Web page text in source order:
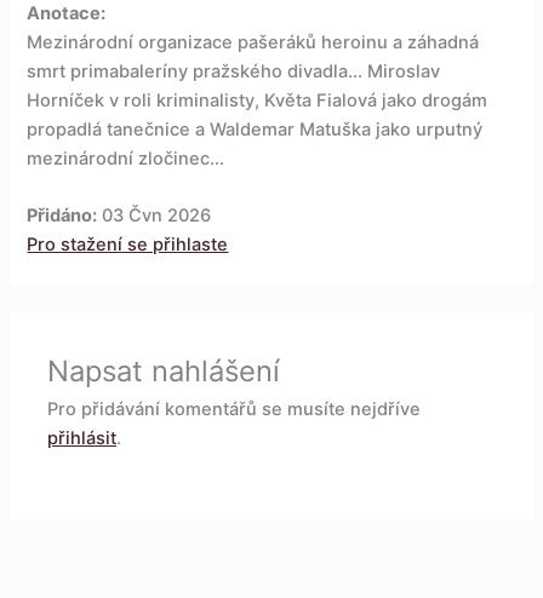
Anotace:
Mezinárodní organizace pašeráků heroinu a záhadná
smrt primabaleríny pražského divadla... Miroslav
Horníček v roli kriminalisty, Květa Fialová jako drogám
propadlá tanečnice a Waldemar Matuška jako urputný
mezinárodní zločinec...
Přidáno: 03 Čvn 2026
Pro stažení se přihlaste
Napsat nahlášení
Pro přidávání komentářů se musíte nejdříve
přihlásit.